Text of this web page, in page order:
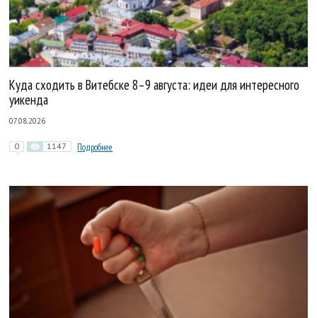
Куда сходить в Витебске 8–9 августа: идеи для интересного
уикенда
07.08.2026
0 1147 Подробнее